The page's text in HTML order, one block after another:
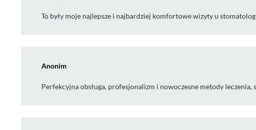
To były moje najlepsze i najbardziej komfortowe wizyty u
Anonim
Perfekcyjna obsługa, profesjonalizm i nowoczesne metody